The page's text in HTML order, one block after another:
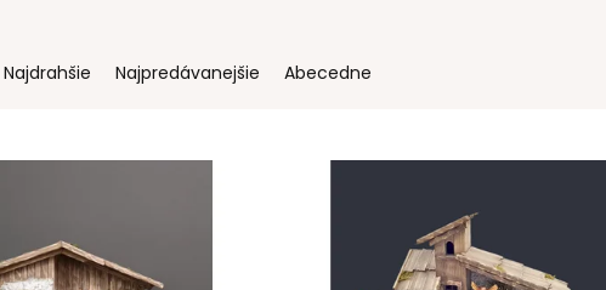
Najdrahšie Najpredávanejšie Abecedne